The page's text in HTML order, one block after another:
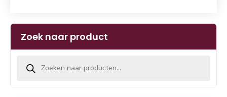
Zoek naar product